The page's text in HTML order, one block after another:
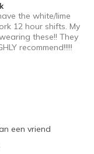
the white/lime
12 hour shifts. My
these!! They
recommend!!!!!
een vriend